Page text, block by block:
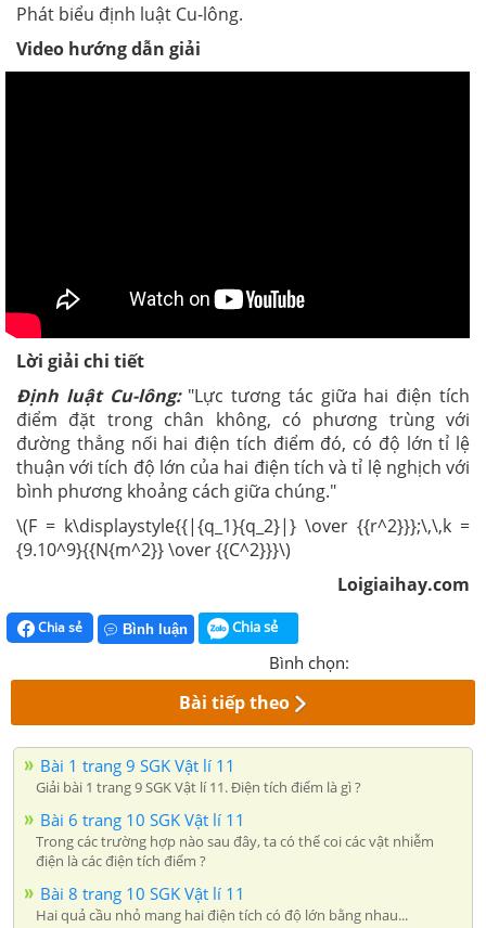
Phát biểu định luật Cu-lông.
Video hướng dẫn giải
Lời giải chi tiết
Định luật Cu-lông:"Lực tương tác giữa hai điện tích
điểm đặt trong chân không, có phương trùng với
đường thẳng nối hai điện tích điểm đó, có độ lớn tỉ lệ
thuận với tích độ lớn của hai điện tích và tỉ lệ nghịch với
bình phương khoảng cách giữa chúng."
\(F = k\displaystyle{{|{q_1}{q_2}|} \over {{r^2}}};\,\,k =
{9.10^9}{{N{m^2}} \over {{C^2}}}\)
Loigiaihay.com
Chia sẻ Bình luận Chia sẻ
Bình chọn:
Bài tiếp theo
Bài 1 trang 9 SGK Vật lí 11
Giải bài 1 trang 9 SGK Vật lí 11. Điện tích điểm là gì ?
Bài 6 trang 10 SGK Vật lí 11
Trong các trường hợp nào sau đây, ta có thể coi các vật nhiễm
điện là các điện tích điểm ?
Bài 8 trang 10 SGK Vật lí 11
Hai quả cầu nhỏ mang hai điện tích có độ lớn bằng nhau...